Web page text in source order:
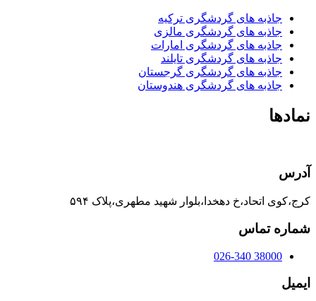
جاذبه های گردشگری ترکیه
جاذبه های گردشگری مالزی
جاذبه های گردشگری امارات
جاذبه های گردشگری تایلند
جاذبه های گردشگری گرجستان
جاذبه های گردشگری هندوستان
نمادها
آدرس
کرج،کوی اتحاد،خ دهخدا،بلوار شهید مطهری،پلاک ۵۹۴
شماره تماس
38000 026-340
ایمیل